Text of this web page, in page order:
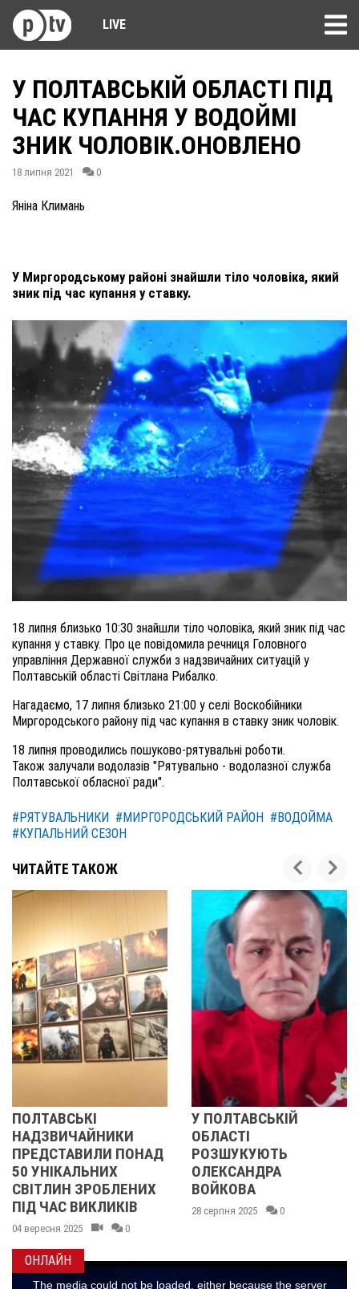
LIVE
У ПОЛТАВСЬКІЙ ОБЛАСТІ ПІД
ЧАС КУПАННЯ У ВОДОЙМІ
ЗНИК ЧОЛОВІК.ОНОВЛЕНО
18 липня 2021 0
Яніна Климань
У Миргородському районі знайшли тіло чоловіка, який
зник під час купання у ставку.
18 липня близько 10:30 знайшли тіло чоловіка, який зник під час
купання у ставку. Про це повідомила речниця Головного
управління Державної служби з надзвичайних ситуацій у
Полтавській області Світлана Рибалко.
Нагадаємо, 17 липня близько 21:00 у селі Воскобійники
Миргородського району під час купання в ставку зник чоловік.
18 липня проводились пошуково-рятувальні роботи.
Також залучали водолазів "Рятувально - водолазної служба
Полтавської обласної ради".
#РЯТУВАЛЬНИКИ #МИРГОРОДСЬКИЙ РАЙОН #ВОДОЙМА
#КУПАЛЬНИЙ СЕЗОН
ЧИТАЙТЕ ТАКОЖ
ПОНАД
ЗРОБЛЕНИХ
ВИКЛИКІВ
2025
У ПОЛТАВСЬКІЙ
ОБЛАСТІ
РОЗШУКУЮТЬ
ОЛЕКСАНДРА
ВОЙКОВА
28 серпня 2025 0
ОНЛАЙН